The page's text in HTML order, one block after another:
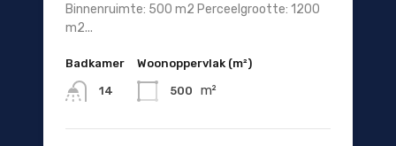
Binnenruimte: 500 m2 Perceelgrootte: 1200
m2...
Badkamer
14
Woonoppervlak (m²)
500 m²